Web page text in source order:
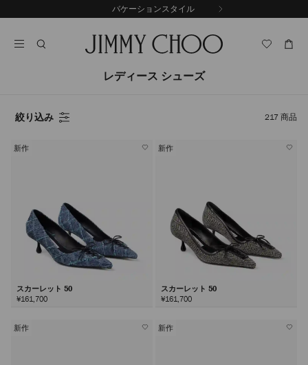
ン
ス
ラ
バケーションスタイル
レディース シューズ
絞り込み 217商品
新作
スカーレット 50
¥161,700
新作
スカーレット 50
¥161,700
新作 新作